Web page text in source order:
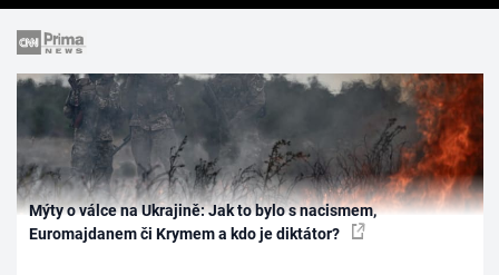
Mýty o válce na Ukrajině: Jak to bylo s nacismem,
Euromajdanem či Krymem a kdo je diktátor?